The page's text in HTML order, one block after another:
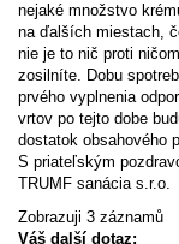
nejaké množstvo
na ďalších miestach,
nie je to nič proti
zosilníte. Dobu
prvého vyplnenia
vrtov po tejto dobe
dostatok obsahového
S priateľským
TRUMF sanácia s.r.o.
Zobrazuji 3 záznamů
Váš další dotaz: